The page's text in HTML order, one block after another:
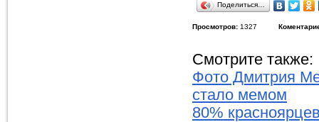
Поделиться…
Просмотров: 1327
Смотрите также:
Фото Дмитрия
стало мемом
80%